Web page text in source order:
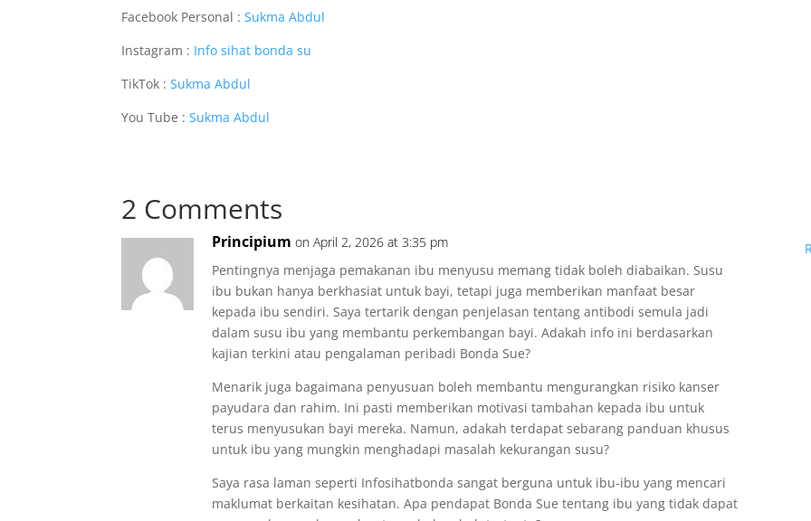
Facebook Personal :Sukma Abdul
Instagram : Info sihat bonda su
TikTok :Sukma Abdul
You Tube :Sukma Abdul
2 Comments
Principium on April 2, 2026 at 3:35 pm
Pentingnya menjaga pemakanan ibu menyusu memang tidak boleh diabaikan. Susu
ibu bukan hanya berkhasiat untuk bayi, tetapi juga memberikan manfaat besar
kepada ibu sendiri. Saya tertarik dengan penjelasan tentang antibodi semula jadi
dalam susu ibu yang membantu perkembangan bayi. Adakah info ini berdasarkan
kajian terkini atau pengalaman peribadi Bonda Sue?
Menarik juga bagaimana penyusuan boleh membantu mengurangkan risiko kanser
payudara dan rahim. Ini pasti memberikan motivasi tambahan kepada ibu untuk
terus menyusukan bayi mereka. Namun, adakah terdapat sebarang panduan khusus
untuk ibu yang mungkin menghadapi masalah kekurangan susu?
Saya rasa laman seperti Infosihatbonda sangat berguna untuk ibu-ibu yang mencari
maklumat berkaitan kesihatan. Apa pendapat Bonda Sue tentang ibu yang tidak dapat